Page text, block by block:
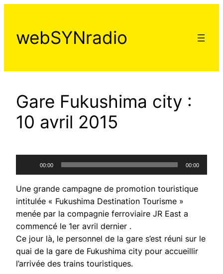
contenu
webSYNradio
Gare Fukushima city :
10 avril 2015
audio
00:00 00:00
Une grande campagne de promotion touristique
intitulée « Fukushima Destination Tourisme »
menée par la compagnie ferroviaire JR East a
commencé le 1er avril dernier .
Ce jour là, le personnel de la gare s’est réuni sur le
quai de la gare de Fukushima city pour accueillir
l’arrivée des trains touristiques.